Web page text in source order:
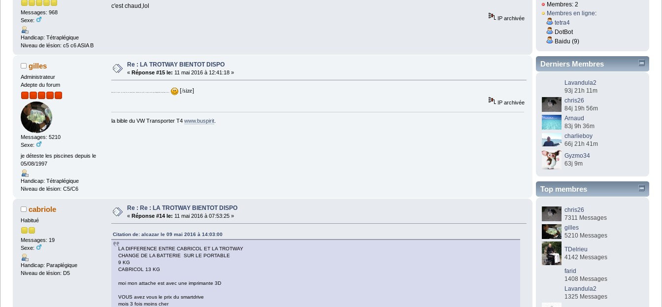
Messages: 968
Sexe:
Handicap: Tétraplégique
Niveau de lésion: c5 c6 ASIA B
c'est chaud,lol
IP archivée
gilles
Administrateur
Adepte du forum
Messages: 5210
Sexe:
je déteste les piscines depuis le
05/08/1997
Handicap: Tétraplégique
Niveau de lésion: C5/C6
Re : LA TROTWAY BIENTOT DISPO
« Réponse #15 le: 11 mai 2016 à 12:41:18 »
[/size]
IP archivée
la bible du VW Transporter T4 www.buspirit.
cabriole
Habitué
Messages: 19
Sexe:
Handicap: Paraplégique
Niveau de lésion: D5
Re : Re : LA TROTWAY BIENTOT DISPO
« Réponse #14 le: 11 mai 2016 à 07:53:25 »
Citation de: alcazar le 09 mai 2016 à 14:03:00
LA DIFFERENCE ENTRE CABRICOL ET LA TROTWAY
CHANGE DE LA BATTERIE SUR LE PORTABLE
9 KG
CABRICOL 13 KG
moi mon attache est avec une imprimante 3D
VOUS avez vous le prix du smartdrive
mois 3 fois moins cher
Membres: 2
Membres en ligne:
tetra4
DotBot
Baidu (9)
Derniers Membres
Lavandula2
93j 21h 11m
chris26
84j 19h 56m
Arnaud
83j 9h 36m
charlieboy
66j 21h 41m
Gyzmo34
63j 9m
Top membres
chris26
7311 Messages
gilles
5210 Messages
TDelrieu
4142 Messages
farid
1408 Messages
Lavandula2
1325 Messages